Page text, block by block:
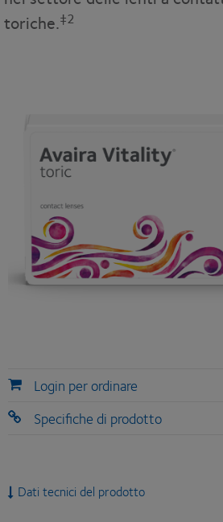
toriche.‡2
Login per ordinare
Specifiche di prodotto
Dati tecnici del prodotto